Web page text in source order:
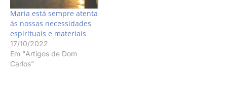
Maria está sempre atenta
às nossas necessidades
espirituais e materiais
17/10/2022
Em "Artigos de Dom
Carlos"